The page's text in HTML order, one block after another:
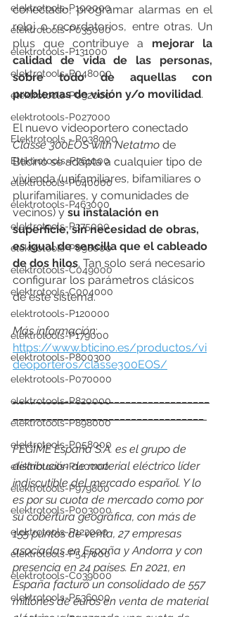
elektrotools-P100000
elektrotools-P035000
elektrotools-P131000
elektrotools-P048000
elektrotools-P092000
elektrotools-P027000
Elektrotools - P038000
Elektrotools-P761000
elektrotools-P040000
elektrotools-P463000
elektrotools-P375000
elektrotools-P098000
elektrotools-C049000
elektrotools-C004000
elektrotools-P120000
elektrotools-P179000
elektrotools-P800300
elektrotools-P070000
elektrotools-P820000
elektrotools-P898000
elektrotools-P058000
elektrotools-P110000
elektrotools-P979800
elektrotools-P003000
elektrotools-P122000
elektrotools-P547000
elektrotools-C039000
elektrotools-P536000
conectado, programar alarmas en el
reloj o recordatorios, entre otras. Un
plus que contribuye a mejorar la
calidad de vida de las personas,
sobre todo de aquellas con
problemas de visión y/o movilidad.
El nuevo videoportero conectado
Classe 300EOS with Netatmo de
Bticino se adapta a cualquier tipo de
vivienda (unifamiliares, bifamiliares o
plurifamiliares, y comunidades de
vecinos) y su instalación en
superficie, sin necesidad de obras,
es igual de sencilla que el cableado
de dos hilos. Tan solo será necesario
configurar los parámetros clásicos
de este sistema.
Más información:
https://www.bticino.es/productos/vi
deoporteros/classe300EOS/
___________________________________
FEGIME España S.A. es el grupo de
distribución de material eléctrico líder
indiscutible del mercado español. Y lo
es por su cuota de mercado como por
su cobertura geográfica, con más de
155 puntos de venta, 27 empresas
asociadas en España y Andorra y con
presencia en 24 países. En 2021, en
España facturó un consolidado de 557
millones de euros en venta de material